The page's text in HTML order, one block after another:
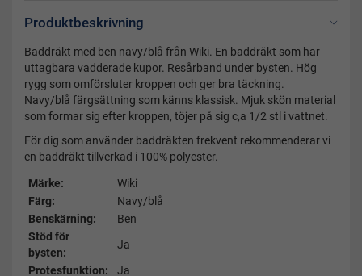
Produktbeskrivning
Baddräkt med ben navy/blå från Wiki. En baddräkt som har
uttagbara vadderade kupor. Resårband under bysten. Hög
rygg som omförsluter kroppen och ger bra täckning.
Navy/blå färgsättning som känns klassisk. Mjuk skön material
som formar sig efter kroppen, töjer på sig c,a 1/2 stl i vattnet.
För dig som använder baddräkten frekvent rekommenderar vi
en baddräkt tillverkad i 100% polyester.
Märke:
Wiki
Färg:
Navy/blå
Benskärning:
Ben
Stöd för
bysten:
Ja
Protesfunktion:
Ja